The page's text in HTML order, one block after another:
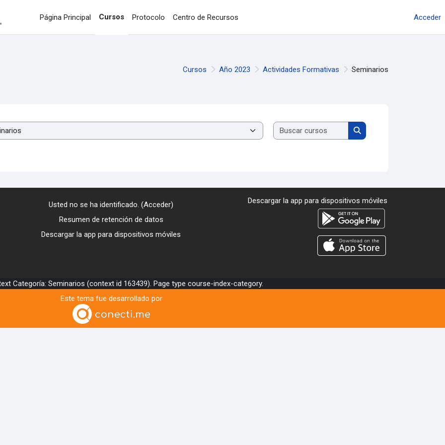
Página Principal
Cursos Protocolo Centro de Recursos Acceder
Cursos Año 2023 Actividades Formativas Seminarios
Buscar cursos
Buscar cursos
Usted no se ha identificado. (Acceder)
Resumen de retención de datos
Descargar la app para dispositivos móviles
Descargar la app para dispositivos móviles
Categoría: Seminarios (context id 163439). Page type course-index-category.
Este tema fue desarrollado por